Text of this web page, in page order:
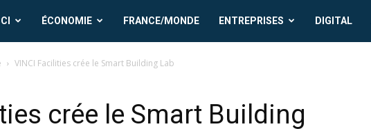
ÉCONOMIE FRANCE/MONDE ENTREPRISES DIGITAL
VINCI Facilities crée le Smart Building Lab
crée le Smart Building